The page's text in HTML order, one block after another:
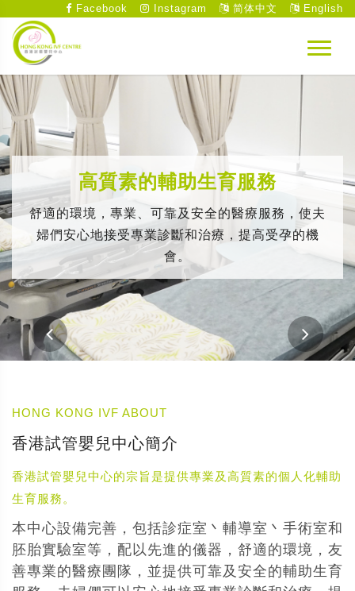
Facebook Instagram 简体中文 English
高質素的輔助生育服務
舒適的環境，專業、可靠及安全的醫療服務，使夫
婦們安心地接受專業診斷和治療，提高受孕的機
會。
HONG KONG IVF ABOUT
香港試管嬰兒中心簡介
香港試管嬰兒中心的宗旨是提供專業及高質素的個人化輔助
生育服務。
本中心設備完善，包括診症室丶輔導室丶手術室和
胚胎實驗室等，配以先進的儀器，舒適的環境，友
善專業的醫療團隊，並提供可靠及安全的輔助生育